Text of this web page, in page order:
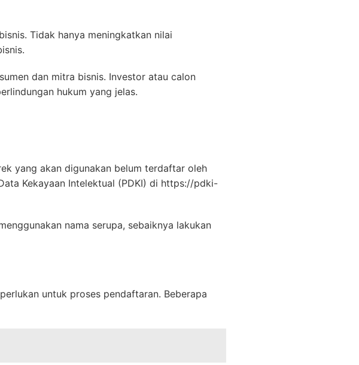
Tidak hanya meningkatkan nilai
dan mitra bisnis. Investor atau calon
hukum yang jelas.
yang akan digunakan belum terdaftar oleh
Kekayaan Intelektual (PDKI) di https://pdki-
nama serupa, sebaiknya lakukan
untuk proses pendaftaran. Beberapa